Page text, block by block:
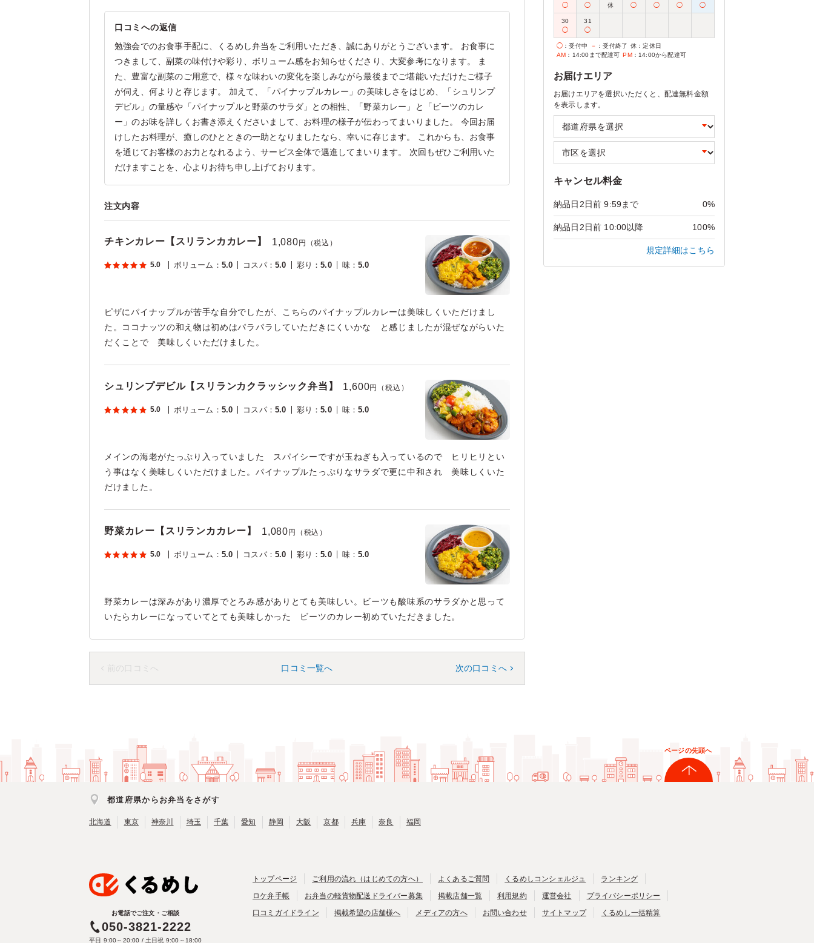
口コミへの返信
勉強会でのお食事手配に、くるめし弁当をご利用いただき、誠にありがとうございます。 お食事に
つきまして、副菜の味付けや彩り、ボリューム感をお知らせくださり、大変参考になります。 ま
た、豊富な副菜のご用意で、様々な味わいの変化を楽しみながら最後までご堪能いただけたご様子
が伺え、何よりと存じます。 加えて、「パイナップルカレー」の美味しさをはじめ、「シュリンプ
デビル」の量感や「パイナップルと野菜のサラダ」との相性、「野菜カレー」と「ビーツのカレ
ー」のお味を詳しくお書き添えくださいまして、お料理の様子が伝わってまいりました。 今回お届
けしたお料理が、癒しのひとときの一助となりましたなら、幸いに存じます。 これからも、お食事
を通じてお客様のお力となれるよう、サービス全体で邁進してまいります。 次回もぜひご利用いた
だけますことを、心よりお待ち申し上げております。
注文内容
チキンカレー【スリランカカレー】 1,080 円（税込）
5.0 ボリューム ： 5.0 コスパ： 5.0 彩り ：5.0 味：5.0
ピザにパイナップルが苦手な自分でしたが、こちらのパイナップルカレーは美味しくいただけまし
た。ココナッツの和え物は初めはパラパラしていただきにくいかな と感じましたが混ぜながらいた
だくことで 美味しくいただけました。
シュリンプデビル【スリランカクラッシック弁当】 1,600円（税込）
5.0 ボリューム ： 5.0 コスパ： 5.0 彩り ：5.0 味：5.0
メインの海老がたっぷり入っていました スパイシーですが玉ねぎも入っているので ヒリヒリとい
う事はなく美味しくいただけました。パイナップルたっぷりなサラダで更に中和され 美味しくいた
だけました。
野菜カレー【スリランカカレー】 1,080 円（税込）
5.0 ボリューム ： 5.0 コスパ： 5.0 彩り ：5.0 味：5.0
野菜カレーは深みがあり濃厚でとろみ感がありとても美味しい。ビーツも酸味系のサラダかと思って
いたらカレーになっていてとても美味しかった ビーツのカレー初めていただきました。
前の口コミへ 口コミ一覧へ 次の口コミへ
◯
◯
休
◯
◯
◯
◯
30
◯
31
◯
◯ ：受付中 － ：受付終了 休 ：定休日
AM ：14:00まで配達可 PM：14:00から配達可
お届けエリア
お届けエリアを選択いただくと、配達無料金額
を表示します。
キャンセル料金
納品日2日前 9:59まで 0%
納品日2日前 10:00以降 100%
規定詳細はこちら
ページの先頭へ
都道府県からお弁当をさがす
北海道 東京 神奈川 埼玉 千葉 愛知 静岡 大阪 京都 兵庫 奈良 福岡
お電話でご注文・ご相談
050-3821-2222
平日 9:00～20:00 / 土日祝 9:00～18:00
トップページ ご利用の流れ（はじめての方へ） よくあるご質問 くるめしコンシェルジュ
ランキング
ロケ弁手帳
お弁当の軽貨物配送ドライバー募集 掲載店舗一覧 利用規約 運営会社
プライバシーポリシー
口コミガイドライン
掲載希望の店舗様へ メディアの方へ お問い合わせ サイトマップ くるめし一括精算